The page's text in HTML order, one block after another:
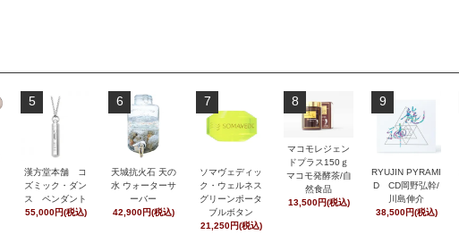
5
漢方堂本舗 コ
ズミック・ダン
ス ペンダント
55,000円(税込)
6
天城抗火石 天の
水 ウォーターサ
ーバー
42,900円(税込)
7
ソマヴェディッ
ク・ウェルネス
グリーンポータ
ブルボタン
21,250円(税込)
8
マコモレジェン
ドプラス150ｇ
マコモ発酵茶/自
然食品
13,500円(税込)
9
RYUJIN PYRAMI
D CD岡野弘幹/
川島伸介
38,500円(税込)